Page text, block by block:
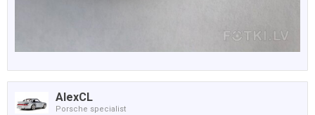
AlexCL
Porsche specialist